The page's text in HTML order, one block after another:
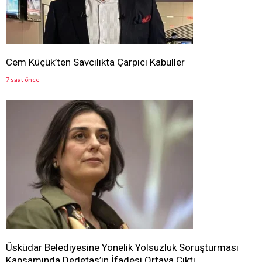
Cem Küçük’ten Savcılıkta Çarpıcı Kabuller
7 saat önce
Üsküdar Belediyesine Yönelik Yolsuzluk Soruşturması